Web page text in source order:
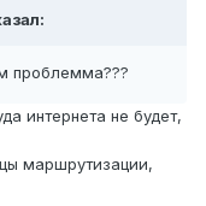
проблемма???
интернета не будет,
маршрутизации,